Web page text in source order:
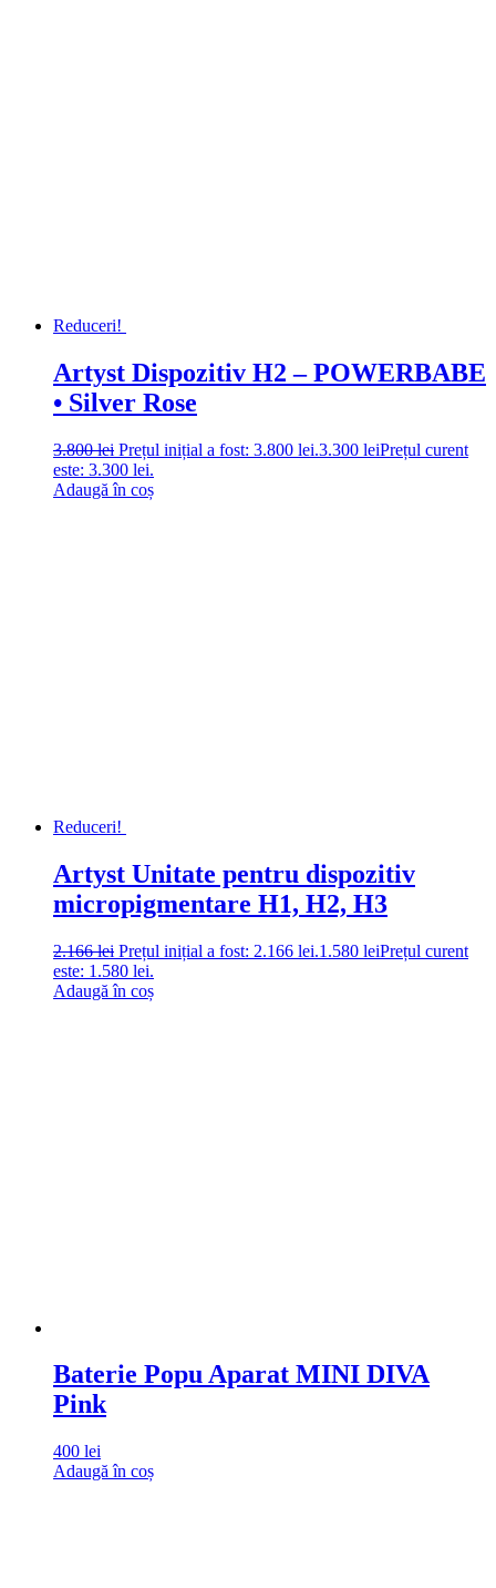
Reduceri!
Artyst Dispozitiv H2 – POWERBABE
• Silver Rose
3.800lei Prețul inițial a fost: 3.800 lei.3.300 leiPrețul curent
este: 3.300 lei.
Adaugă în coș
Reduceri!
Artyst Unitate pentru dispozitiv
micropigmentare H1, H2, H3
2.166lei Prețul inițial a fost: 2.166 lei.1.580 leiPrețul curent
este: 1.580 lei.
Adaugă în coș
Baterie Popu Aparat MINI DIVA
Pink
400 lei
Adaugă în coș